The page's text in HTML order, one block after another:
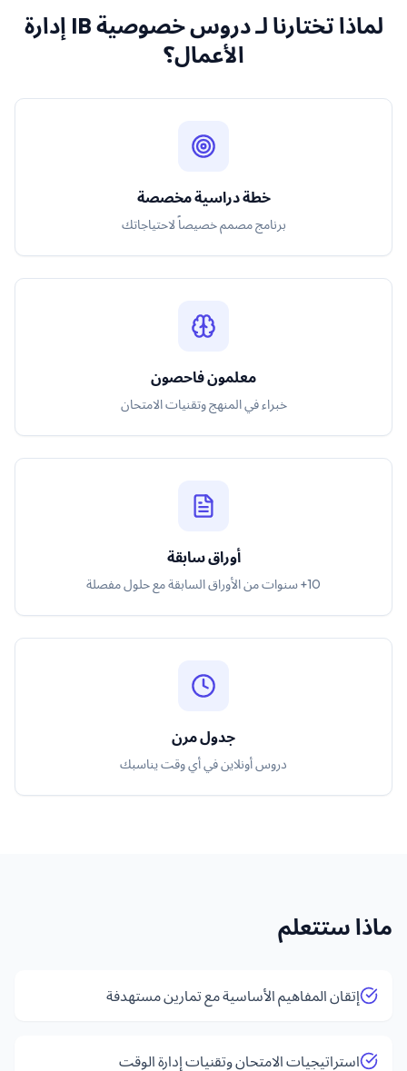
لماذا تختارنا لـ
دروس خصوصية IB إدارة
الأعمال؟
خطة دراسية مخصصة
برنامج مصمم خصيصاً لاحتياجاتك
معلمون فاحصون
خبراء في المنهج وتقنيات الامتحان
أوراق سابقة
10+ سنوات من الأوراق السابقة مع حلول مفصلة
جدول مرن
دروس أونلاين في أي وقت يناسبك
ماذا ستتعلم
إتقان المفاهيم الأساسية مع تمارين مستهدفة
استراتيجيات الامتحان وتقنيات إدارة الوقت